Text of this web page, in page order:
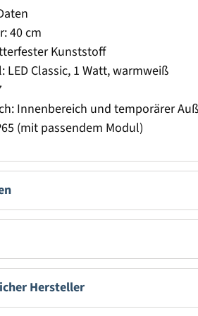
40 cm
Kunststoff
Classic, 1 Watt, warmweiß
Innenbereich und temporärer
(mit passendem Modul)
Hersteller